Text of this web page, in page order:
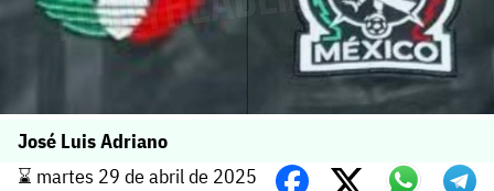
José Luis Adriano
⌛️ martes 29 de abril de 2025